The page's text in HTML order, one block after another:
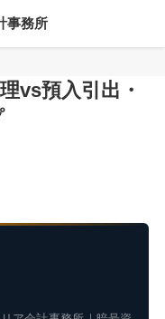
事務所
vs預入引出・